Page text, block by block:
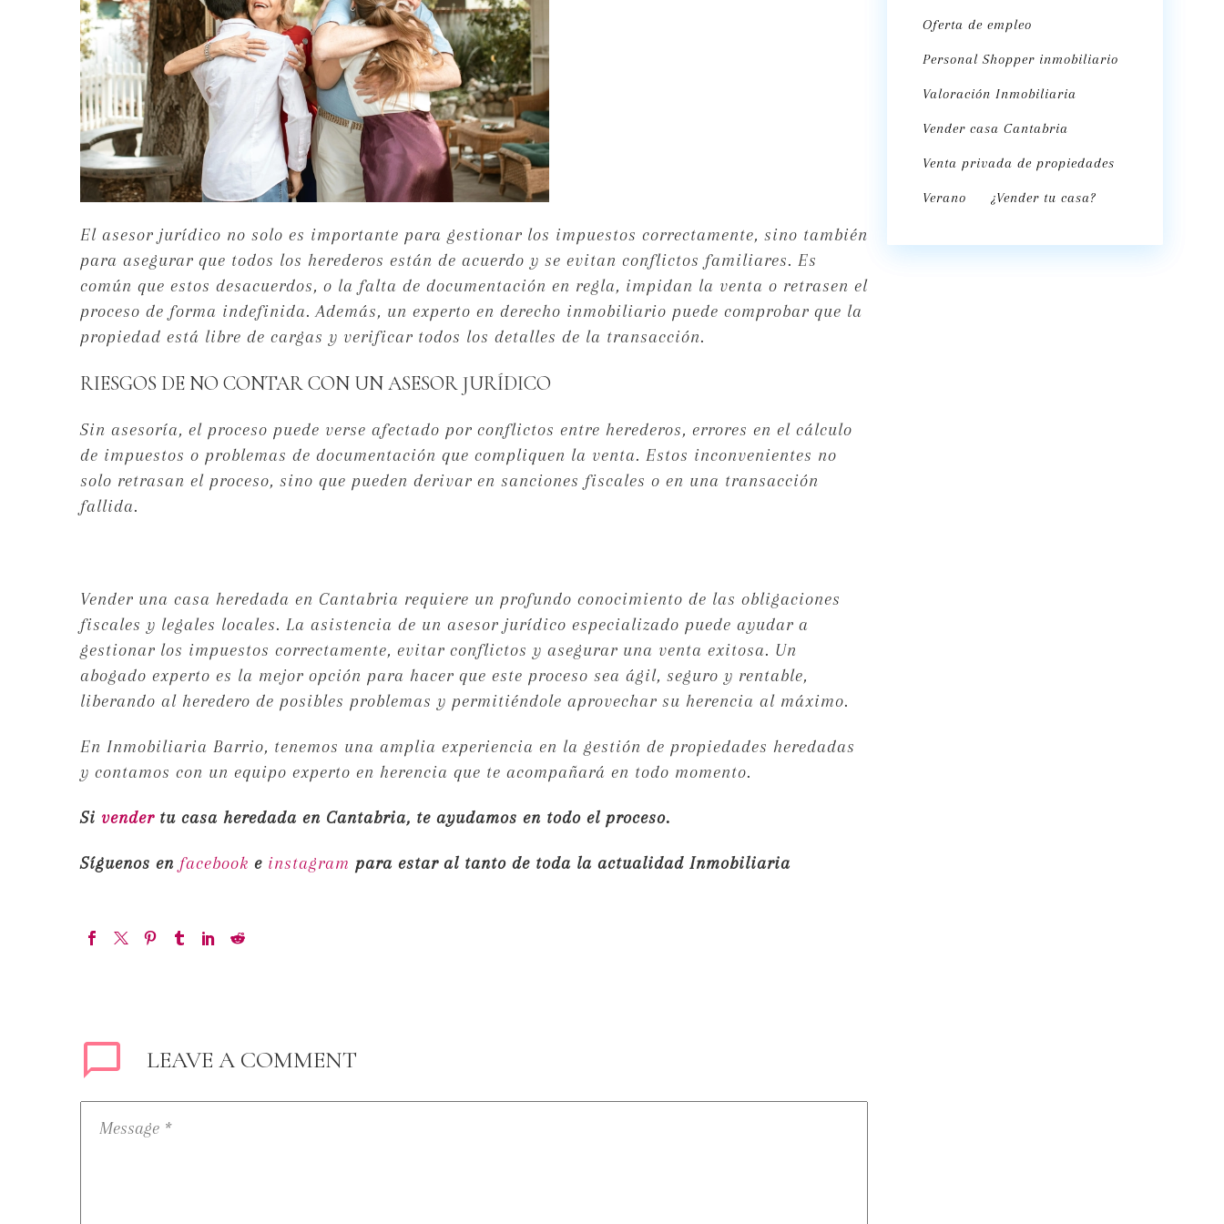
El asesor jurídico no solo es importante para gestionar los impuestos correctamente, sino también
para asegurar que todos los herederos están de acuerdo y se evitan conflictos familiares. Es
común que estos desacuerdos, o la falta de documentación en regla, impidan la venta o retrasen el
proceso de forma indefinida. Además, un experto en derecho inmobiliario puede comprobar que la
propiedad está libre de cargas y verificar todos los detalles de la transacción.
RIESGOS DE NO CONTAR CON UN ASESOR JURÍDICO
Sin asesoría, el proceso puede verse afectado por conflictos entre herederos, errores en el cálculo
de impuestos o problemas de documentación que compliquen la venta. Estos inconvenientes no
solo retrasan el proceso, sino que pueden derivar en sanciones fiscales o en una transacción
fallida.
Vender una casa heredada en Cantabria requiere un profundo conocimiento de las obligaciones
fiscales y legales locales. La asistencia de un asesor jurídico especializado puede ayudar a
gestionar los impuestos correctamente, evitar conflictos y asegurar una venta exitosa. Un
abogado experto es la mejor opción para hacer que este proceso sea ágil, seguro y rentable,
liberando al heredero de posibles problemas y permitiéndole aprovechar su herencia al máximo.
En Inmobiliaria Barrio, tenemos una amplia experiencia en la gestión de propiedades heredadas
y contamos con un equipo experto en herencia que te acompañará en todo momento.
Si vendertu casa heredada en Cantabria, te ayudamos en todo el proceso.
Síguenos en facebook e instagram para estar al tanto de toda la actualidad Inmobiliaria
LEAVEA COMMENT
Oferta de empleo
Personal Shopper inmobiliario
Valoración Inmobiliaria
Vender casa Cantabria
Venta privada de propiedades
Verano ¿Vender tu casa?